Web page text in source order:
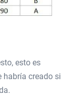
esto es
habría creado si